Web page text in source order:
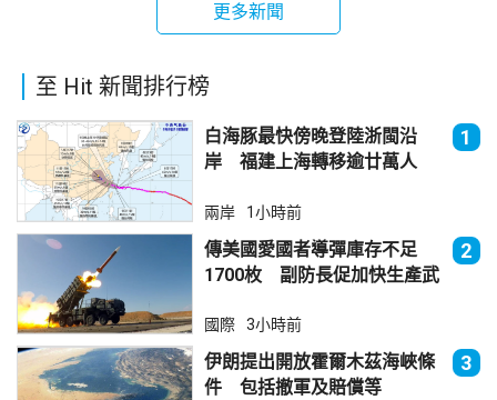
更多新聞
至 Hit 新聞排行榜
白海豚最快傍晚登陸浙閩沿
岸 福建上海轉移逾廿萬人
1
兩岸 1小時前
傳美國愛國者導彈庫存不足
1700枚 副防長促加快生產武
2
國際 3小時前
伊朗提出開放霍爾木茲海峽條
件 包括撤軍及賠償等
3